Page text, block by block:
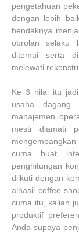
pengetahuan
dengan lebih
hendaknya
obrolan selaku
ditemui serta
melewati
Ke 3 nilai itu
usaha
manajemen
mesti diamati
cuma buat
penghitungan
diikuti dengan
alhasil coffee
cuma itu, kalian
produktif
Anda supaya